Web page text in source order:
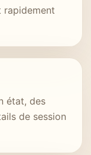
rapidement
état, des
de session